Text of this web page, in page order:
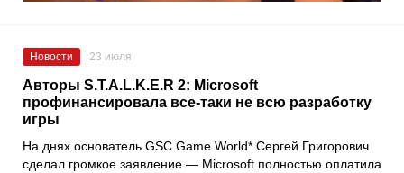
Новости 23 июля
Авторы S.T.A.L.K.E.R 2: Microsoft
профинансировала все-таки не всю разработку
игры
На днях основатель GSC Game World* Сергей Григорович
сделал громкое заявление — Microsoft полностью оплатила